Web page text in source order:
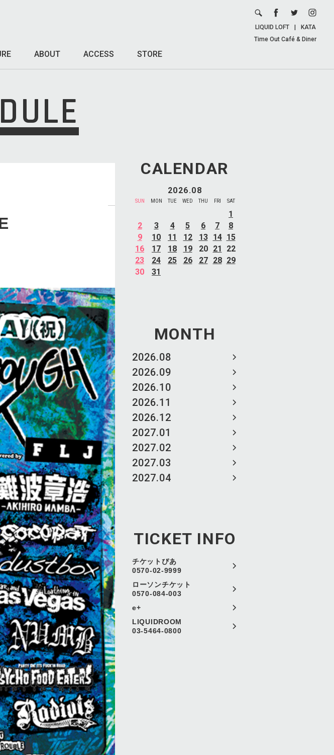
ABOUT ACCESS STORE
LIQUID LOFT
KATA
Time Out Café & Diner
CALENDAR
2026.08
SUN MON TUE WED THU FRI SAT
1
2
3 4 5 6 7
8
9
10 11 12 13 14 15
16
17 18 19 20 21
22
23
24 25 26 27 28 29
30
31
MONTH
2026.08
2026.09
2026.10
2026.11
2026.12
2027.01
2027.02
2027.03
2027.04
TICKET INFO
チケットぴあ
0570-02-9999
ローソンチケット
0570-084-003
e+
LIQUIDROOM
03-5464-0800